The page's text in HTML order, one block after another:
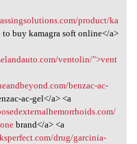
product/ka
to buy kamagra soft online</a>
ventolin/">vent
benzac-ac-
ac-gel</a> <a
brand</a> <a
drug/garcinia-